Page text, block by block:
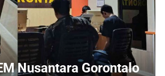
Nusantara Gorontalo